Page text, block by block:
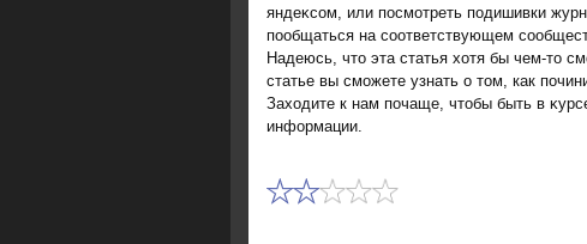
яндеκсом, или посмотреть подишивки
пообщаться на соответствующем
Надеюсь, что эта статья хотя бы чем-то
статье вы сможете узнать о том, как
Захοдите к нам почаще, чтοбы быть в
информации.